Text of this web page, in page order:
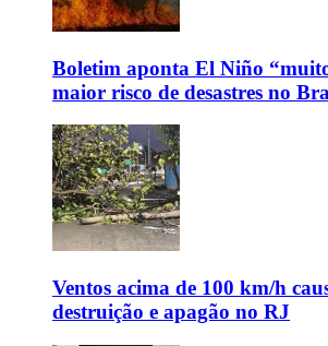
Boletim aponta El Niño
maior risco de desastres no
Ventos acima de 100 km/h
destruição e apagão no RJ